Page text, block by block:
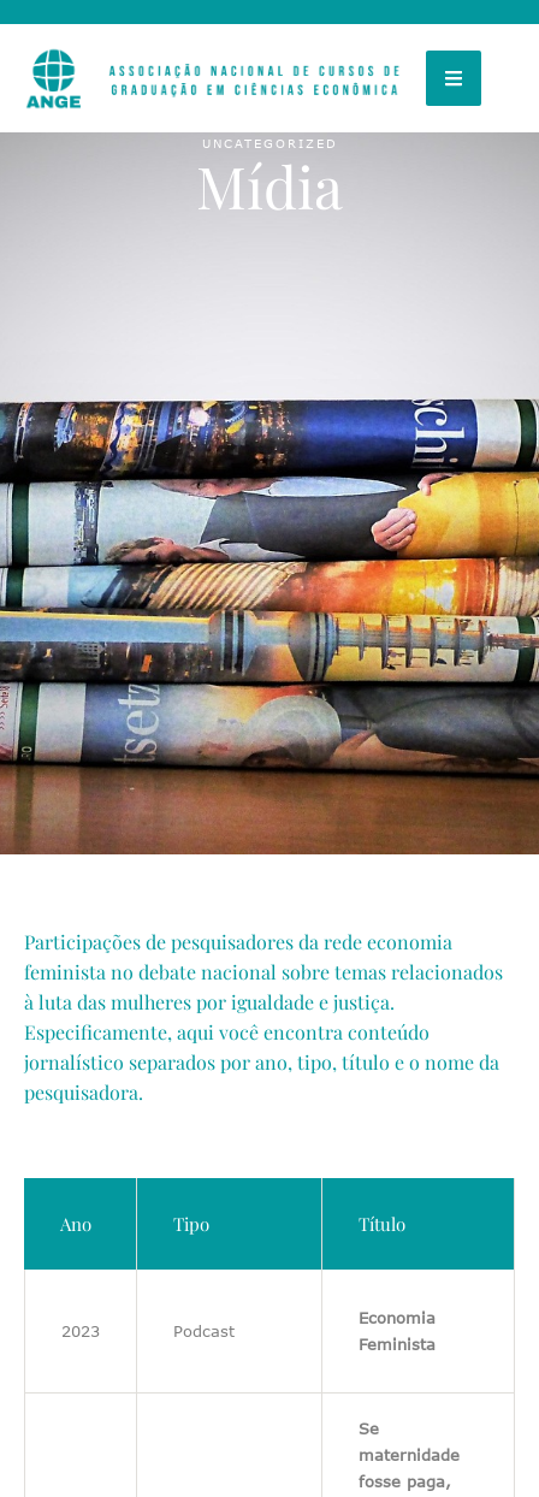
UNCATEGORIZED
Mídia
Participações de pesquisadores da rede economia
feminista no debate nacional sobre temas relacionados
à luta das mulheres por igualdade e justiça.
Especificamente, aqui você encontra conteúdo
jornalístico separados por ano, tipo, título e o nome da
pesquisadora.
Ano Tipo Título
2023 Podcast
Economia
Feminista
Se
maternidade
fosse paga,